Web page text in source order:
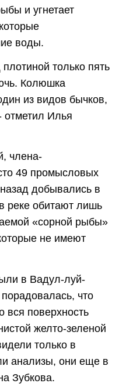
и угнетает
воды.
только пять
Колюшка
из видов бычков,
отметил Илья
члена-
49 промысловых
добывались в
реке обитают лишь
«сорной рыбы»
не имеют
в Вадул-луй-
что
вся поверхность
желто-зеленой
только в
анализы, они еще в
Зубкова.